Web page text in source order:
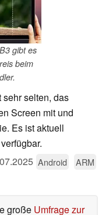
gibt es
beim
selten, das
Screen mit und
Es ist aktuell
Android
ARM
große Umfrage zur